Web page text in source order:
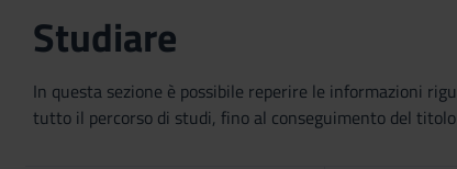
Studiare
In questa sezione è possibile reperire le informazioni
tutto il percorso di studi, fino al conseguimento del